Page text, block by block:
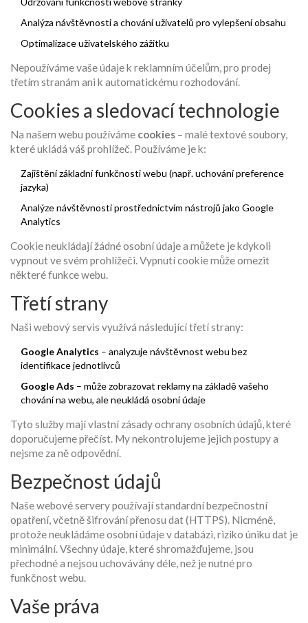
Analýza návštěvnosti a chování uživatelů pro vylepšení obsahu
Optimalizace uživatelského zážitku
Nepoužíváme vaše údaje k reklamním účelům, pro prodej
třetím stranám ani k automatickému rozhodování.
Cookies a sledovací technologie
Na našem webu používáme cookies – malé textové soubory,
které ukládá váš prohlížeč. Používáme je k:
Zajištění základní funkčnosti webu (např. uchování preference
jazyka)
Analýze návštěvnosti prostřednictvím nástrojů jako Google
Analytics
Cookie neukládají žádné osobní údaje a můžete je kdykoli
vypnout ve svém prohlížeči. Vypnutí cookie může omezit
některé funkce webu.
Třetí strany
Naši webový servis využívá následující třetí strany:
Google Analytics – analyzuje návštěvnost webu bez
identifikace jednotlivců
Google Ads – může zobrazovat reklamy na základě vašeho
chování na webu, ale neukládá osobní údaje
Tyto služby mají vlastní zásady ochrany osobních údajů, které
doporučujeme přečíst. My nekontrolujeme jejich postupy a
nejsme za ně odpovědní.
Bezpečnost údajů
Naše webové servery používají standardní bezpečnostní
opatření, včetně šifrování přenosu dat (HTTPS). Nicméně,
protože neukládáme osobní údaje v databázi, riziko úniku dat je
minimální. Všechny údaje, které shromažďujeme, jsou
přechodné a nejsou uchovávány déle, než je nutné pro
funkčnost webu.
Vaše práva